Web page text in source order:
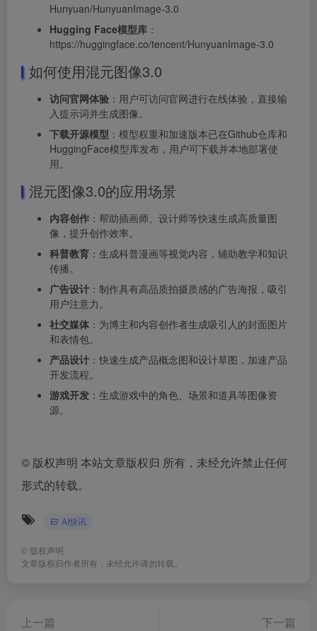
Hunyuan/HunyuanImage-3.0
Hugging Face模型库 ：
https://huggingface.co/tencent/HunyuanImage-3.0
如何使用混元图像3.0
访问官网体验 ：用户可访问官网进行在线体验，直接输
入提示词并生成图像。
下载开源模型 ：模型权重和加速版本已在Github仓库和
HuggingFace模型库发布，用户可下载并本地部署使
用。
混元图像3.0的应用场景
内容创作 ：帮助插画师、设计师等快速生成高质量图
像，提升创作效率。
科普教育 ：生成科普漫画等视觉内容，辅助教学和知识
传播。
广告设计 ：制作具有高品质拍摄质感的广告海报，吸引
用户注意力。
社交媒体 ：为博主和内容创作者生成吸引人的封面图片
和表情包。
产品设计 ：快速生成产品概念图和设计草图，加速产品
开发流程。
游戏开发 ：生成游戏中的角色、场景和道具等图像资
源。
© 版权声明 本站文章版权归 所有，未经允许禁止任何
形式的转载。
AI快讯
© 版权声明
文章版权归作者所有，未经允许请勿转载。
上一篇 下一篇